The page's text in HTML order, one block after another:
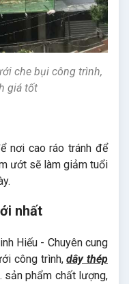
che bụi công trình,
giá tốt
nơi cao ráo tránh để
ướt sẽ làm giảm tuổi
nhất
Hiếu - Chuyên cung
công trình,dây thép
sản phẩm chất lượng,